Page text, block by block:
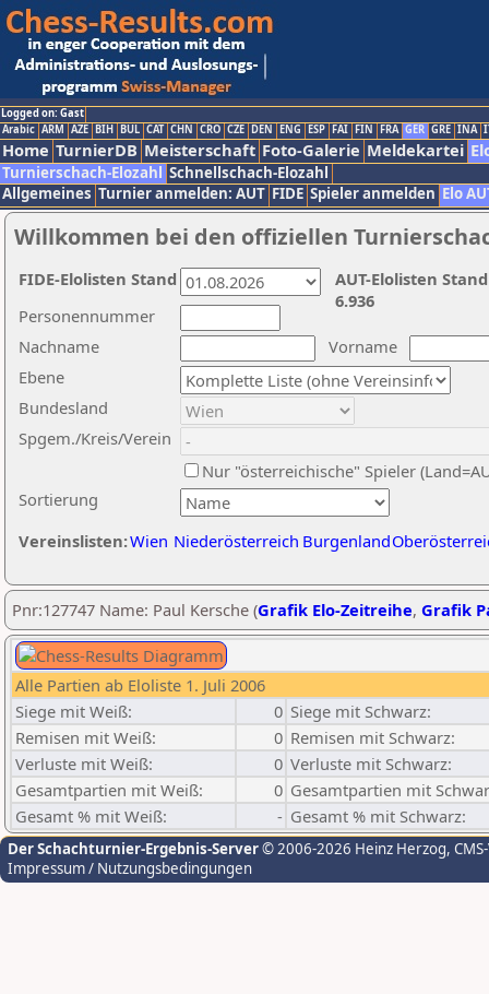
Logged on: Gast
Arabic ARM AZE BIH BUL CAT CHN CRO CZE DEN ENG ESP FAI FIN FRA GER GRE INA
Home TurnierDB Meisterschaft Foto-Galerie Meldekartei
Turnierschach-Elozahl Schnellschach-Elozahl
Allgemeines Turnier anmelden: AUT FIDE Spieler anmelden Elo
Willkommen bei den offiziellen
Nachname
Vorname
Ebene
Sortierung
Personennummer
Bundesland
Spgem./Kreis/Verein
Nur "österreichische" Spieler
Vereinslisten:Wien Niederösterreich Burgenland
AUT-Elolisten
6.936
FIDE-Elolisten Stand
Pnr:127747 Name: Paul Kersche (Grafik Elo-Zeitreihe, Grafik
Alle Partien ab Eloliste 1. Juli 2006
Siege mit Weiß:
0 Siege mit Schwarz:
Remisen mit Weiß:
0 Remisen mit Schwarz:
Verluste mit Weiß:
0 Verluste mit Schwarz:
Gesamtpartien mit Weiß:
0 Gesamtpartien mit
Gesamt % mit Weiß:
- Gesamt % mit Schwarz:
Der Schachturnier-Ergebnis-Server© 2006-2026 Heinz Herzog,
Impressum / Nutzungsbedingungen